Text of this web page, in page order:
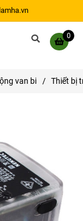
0
van bi / Thiết bị